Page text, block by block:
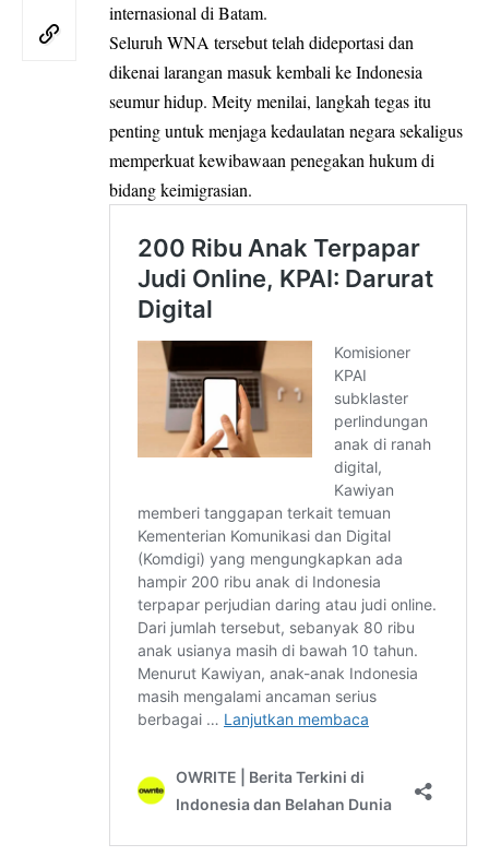
internasional di Batam.
Seluruh WNA tersebut telah dideportasi dan
dikenai larangan masuk kembali ke Indonesia
seumur hidup. Meity menilai, langkah tegas itu
penting untuk menjaga kedaulatan negara sekaligus
memperkuat kewibawaan penegakan hukum di
bidang keimigrasian.